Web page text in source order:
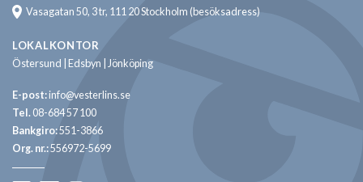
Vasagatan 50, 3 tr, 111 20 Stockholm (besöksadress)
LOKALKONTOR
Östersund | Edsbyn | Jönköping
E-post: info@vesterlins.se
Tel. 08-684 57 100
Bankgiro:551-3866
Org. nr.:556972-5699